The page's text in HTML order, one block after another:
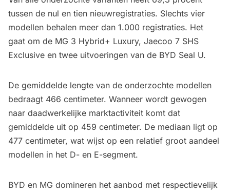
tussen de nul en tien nieuwregistraties. Slechts vier
modellen behalen meer dan 1.000 registraties. Het
gaat om de MG 3 Hybrid+ Luxury, Jaecoo 7 SHS
Exclusive en twee uitvoeringen van de BYD Seal U.
De gemiddelde lengte van de onderzochte modellen
bedraagt 466 centimeter. Wanneer wordt gewogen
naar daadwerkelijke marktactiviteit komt dat
gemiddelde uit op 459 centimeter. De mediaan ligt op
477 centimeter, wat wijst op een relatief groot aandeel
modellen in het D- en E-segment.
BYD en MG domineren het aanbod met respectievelijk